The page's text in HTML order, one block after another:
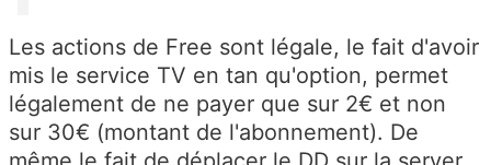
Les actions de Free sont légale, le fait d'avoir
mis le service TV en tan qu'option, permet
légalement de ne payer que sur 2€ et non
sur 30€ (montant de l'abonnement). De